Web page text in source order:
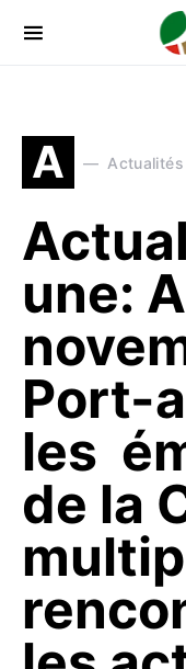
A Actualités
une:
Port-
les
de la